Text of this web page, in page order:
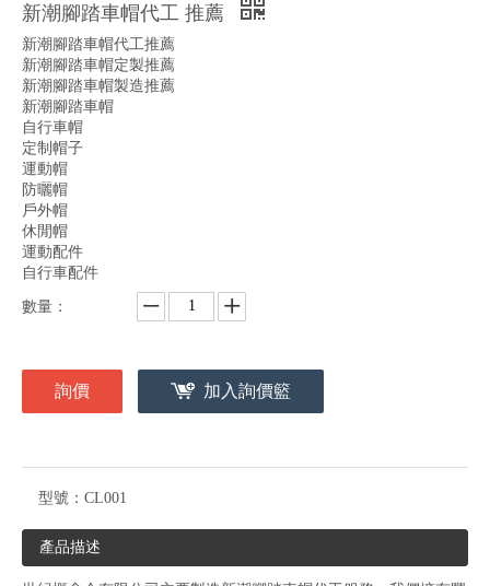
新潮腳踏車帽代工 推薦
新潮腳踏車帽代工推薦
新潮腳踏車帽定製推薦
新潮腳踏車帽製造推薦
新潮腳踏車帽
自行車帽
定制帽子
運動帽
防曬帽
戶外帽
休閒帽
運動配件
自行車配件
數量：
詢價 加入詢價籃
型號： CL001
產品描述